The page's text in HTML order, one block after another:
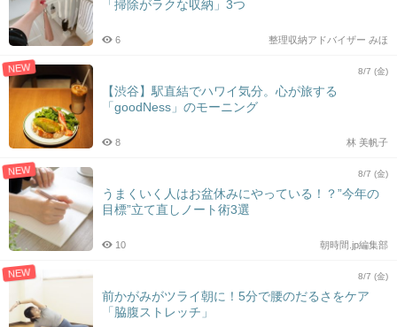
「掃除がラクな収納」3つ
整理収納アドバイザー みほ
6
NEW 8/7 (金)
【渋谷】駅直結でハワイ気分。心が旅する
「goodNess」のモーニング
林 美帆子
8
NEW 8/7 (金)
うまくいく人はお盆休みにやっている！？”今年の
目標”立て直しノート術3選
朝時間.jp編集部
10
NEW 8/7 (金)
前かがみがツライ朝に！5分で腰のだるさをケア
「脇腹ストレッチ」